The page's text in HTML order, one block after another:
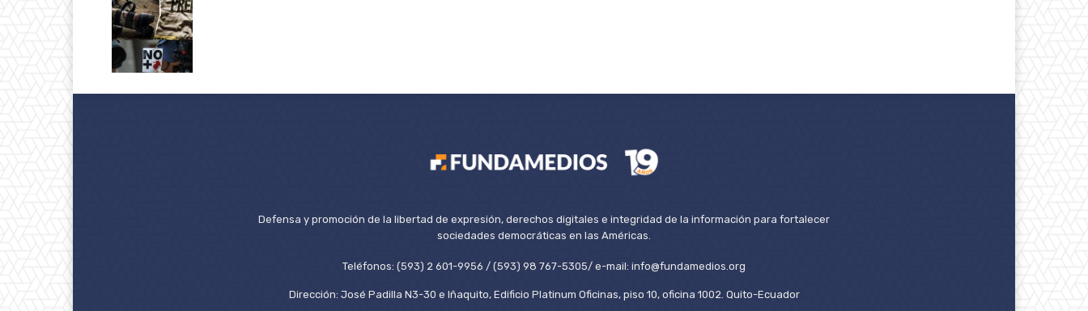
Defensa y promoción de la libertad de expresión, derechos digitales e integridad de la información para fortalecer
sociedades democráticas en las Américas.
Teléfonos: (593) 2 601-9956 / (593) 98 767-5305/ e-mail: info@fundamedios.org
Dirección: José Padilla N3-30 e Iñaquito, Edificio Platinum Oficinas, piso 10, oficina 1002. Quito-Ecuador